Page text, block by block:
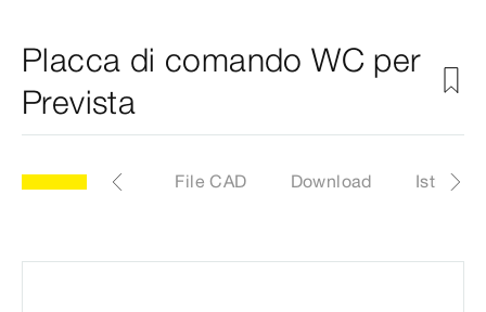
Placca di comando WC per
Prevista
Etichette File CAD Download